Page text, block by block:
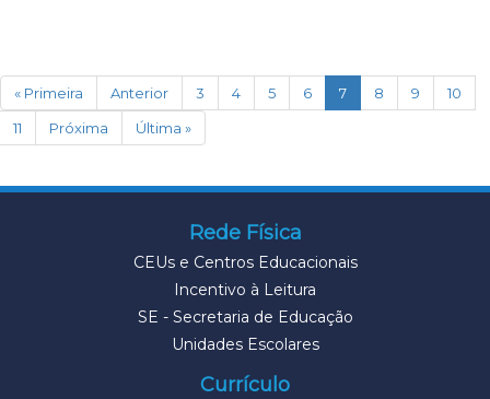
« Primeira Anterior 3 4 5 6 7(current)
8 9
10
11
Próxima Última »
Rede Física
CEUs e Centros Educacionais
Incentivo à Leitura
SE - Secretaria de Educação
Unidades Escolares
Currículo